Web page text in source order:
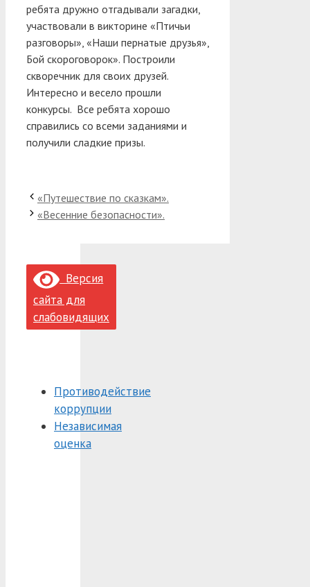
ребята дружно отгадывали загадки,
участвовали в викторине «Птичьи
разговоры», «Наши пернатые друзья»,
Бой скороговорок». Построили
скворечник для своих друзей.
Интересно и весело прошли
конкурсы. Все ребята хорошо
справились со всеми заданиями и
получили сладкие призы.
«Путешествие по сказкам».
«Весенние безопасности».
Версия
сайта для
слабовидящих
Противодействие
коррупции
Независимая
оценка